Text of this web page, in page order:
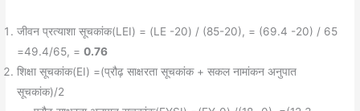
जीवन प्रत्याशा सूचकांक(LEI) = (LE -20) / (85-20), = (69.4 -20) / 65
=49.4/65, =0.76
शिक्षा सूचकांक(EI) =(प्रौढ़ साक्षरता सूचकांक + सकल नामांकन अनुपात
सूचकांक)/2